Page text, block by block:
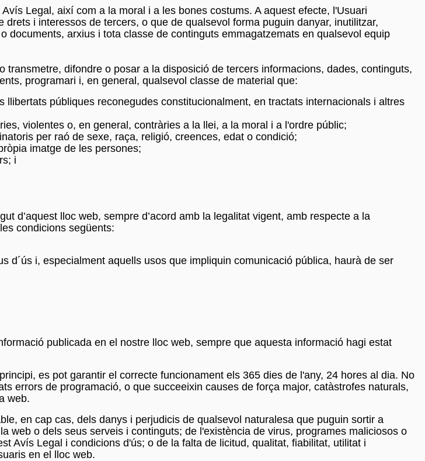
Legal, així com a la moral i a les bones costums. A aquest efecte, l'Usuari
i interessos de tercers, o que de qualsevol forma puguin danyar, inutilitzar,
arxius i tota classe de continguts emmagatzemats en qualsevol equip
difondre o posar a la disposició de tercers informacions, dades, continguts,
programari i, en general, qualsevol classe de material que:
públiques reconegudes constitucionalment, en tractats internacionals i altres
violentes o, en general, contràries a la llei, a la moral i a l'ordre públic;
per raó de sexe, raça, religió, creences, edat o condició;
imatge de les persones;
i
d’aquest lloc web, sempre d’acord amb la legalitat vigent, amb respecte a la
condicions següents:
d´ús i, especialment aquells usos que impliquin comunicació pública, haurà de ser
publicada en el nostre lloc web, sempre que aquesta informació hagi estat
es pot garantir el correcte funcionament els 365 dies de l'any, 24 hores al dia. No
errors de programació, o que succeeixin causes de força major, catàstrofes naturals,
web.
en cap cas, dels danys i perjudicis de qualsevol naturalesa que puguin sortir a
web o dels seus serveis i continguts; de l'existència de virus, programes maliciosos o
Avís Legal i condicions d'ús; o de la falta de licitud, qualitat, fiabilitat, utilitat i
en el lloc web.